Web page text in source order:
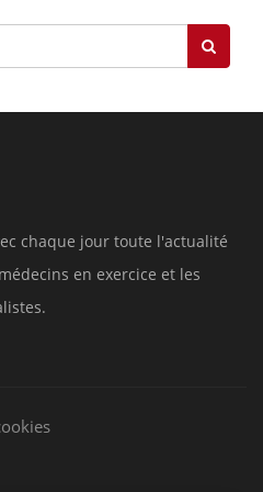
chaque jour toute l'actualité
en exercice et les